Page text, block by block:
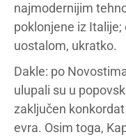
najmodernijim
poklonjene iz
uostalom, ukratko.
Dakle: po
ulupali su u
zaključen
evra. Osim toga,